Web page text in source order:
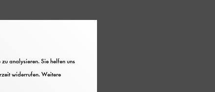
analysieren. Sie helfen uns
widerrufen. Weitere